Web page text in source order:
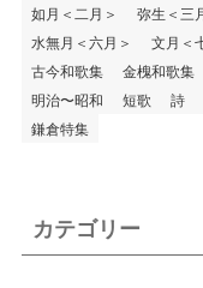
如月＜二月＞
弥生＜三
水無月＜六月＞
文月＜
古今和歌集
金槐和歌集
明治〜昭和
短歌 詩
鎌倉特集
カテゴリー